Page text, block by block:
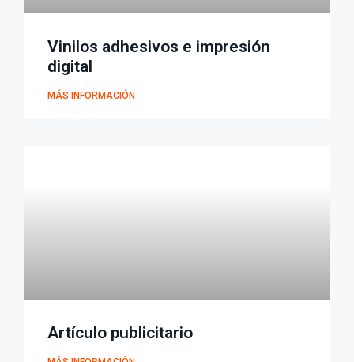
Vinilos adhesivos e impresión
digital
MÁS INFORMACIÓN
Artículo publicitario